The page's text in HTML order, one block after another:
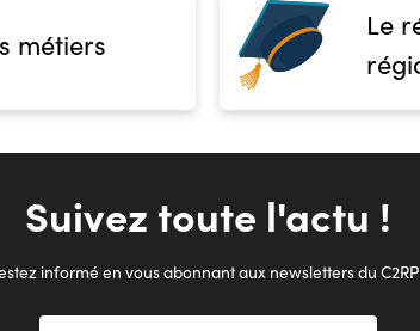
métiers
Le
Suivez toute l'actu !
informé en vous abonnant aux newsletters du